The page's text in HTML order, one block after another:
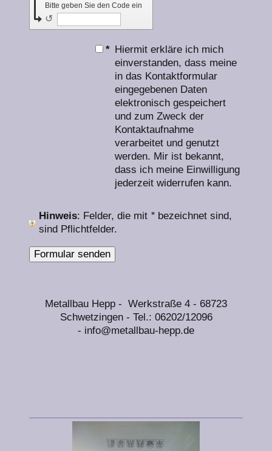
Bitte geben Sie den Code ein
↺
* Hiermit erkläre ich mich
einverstanden, dass meine
in das Kontaktformular
eingegebenen Daten
elektronisch gespeichert
und zum Zweck der
Kontaktaufnahme
verarbeitet und genutzt
werden. Mir ist bekannt,
dass ich meine Einwilligung
jederzeit widerrufen kann.
Hinweis : Felder, die mit * bezeichnet sind,
sind Pflichtfelder.
Metallbau Hepp - Werkstraße 4 - 68723
Schwetzingen - Tel.: 06202/12096
- info@metallbau-hepp.de